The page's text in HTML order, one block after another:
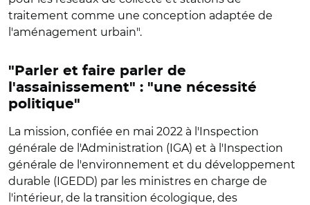
traitement comme une conception adaptée de
l'aménagement urbain".
"Parler et faire parler de
l'assainissement" : "une nécessité
politique"
La mission, confiée en mai 2022 à l'Inspection
générale de l'Administration (IGA) et à l'Inspection
générale de l'environnement et du développement
durable (IGEDD) par les ministres en charge de
l'intérieur, de la transition écologique, des